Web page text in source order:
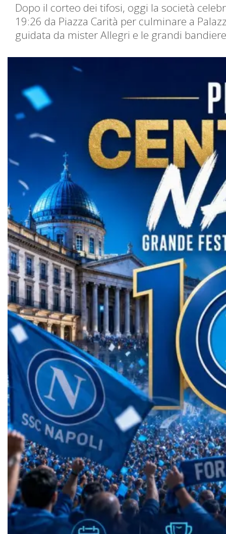
Dopo il corteo dei tifosi, oggi la società
19:26 da Piazza Carità per culminare a
guidata da mister Allegri e le grandi